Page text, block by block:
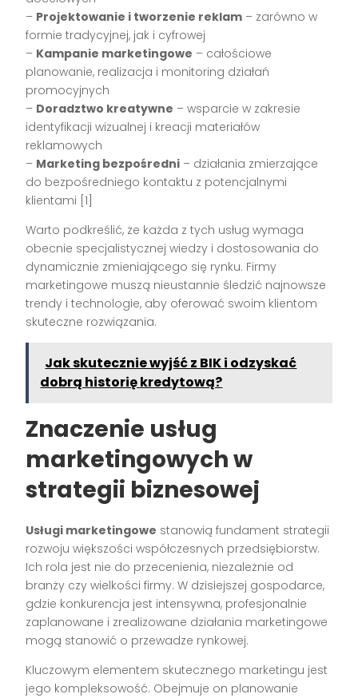
– Projektowanie i tworzenie reklam – zarówno w
formie tradycyjnej, jak i cyfrowej
– Kampanie marketingowe – całościowe
planowanie, realizacja i monitoring działań
promocyjnych
– Doradztwo kreatywne – wsparcie w zakresie
identyfikacji wizualnej i kreacji materiałów
reklamowych
– Marketing bezpośredni – działania zmierzające
do bezpośredniego kontaktu z potencjalnymi
klientami [1]
Warto podkreślić, że każda z tych usług wymaga
obecnie specjalistycznej wiedzy i dostosowania do
dynamicznie zmieniającego się rynku. Firmy
marketingowe muszą nieustannie śledzić najnowsze
trendy i technologie, aby oferować swoim klientom
skuteczne rozwiązania.
Jak skutecznie wyjść z BIK i odzyskać
dobrą historię kredytową?
Znaczenie usług
marketingowych w
strategii biznesowej
Usługi marketingowe stanowią fundament strategii
rozwoju większości współczesnych przedsiębiorstw.
Ich rola jest nie do przecenienia, niezależnie od
branży czy wielkości firmy. W dzisiejszej gospodarce,
gdzie konkurencja jest intensywna, profesjonalnie
zaplanowane i zrealizowane działania marketingowe
mogą stanowić o przewadze rynkowej.
Kluczowym elementem skutecznego marketingu jest
jego kompleksowość. Obejmuje on planowanie